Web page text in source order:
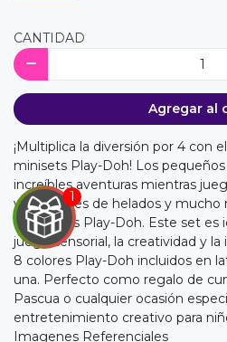
CANTIDAD
Agregar al
¡Multiplica la diversión por 4 con
minisets Play-Doh! Los
increíbles aventuras mientras
vendedores de helados y mucho
accesorios Play-Doh. Este set es
juego sensorial, la creatividad y
8 colores Play-Doh incluidos en
una. Perfecto como regalo de
Pascua o cualquier ocasión
entretenimiento creativo para
Imagenes Referenciales